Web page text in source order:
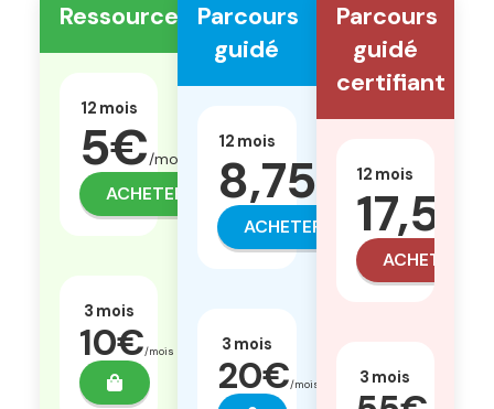
Ressources
12 mois
5€/mois
ACHETER
3 mois
10€/mois
Parcours
guidé
12 mois
8,75€ /mois
ACHETER
3 mois
20€/mois
Parcours
guidé
certifiant
12 mois
ACHETER
3 mois